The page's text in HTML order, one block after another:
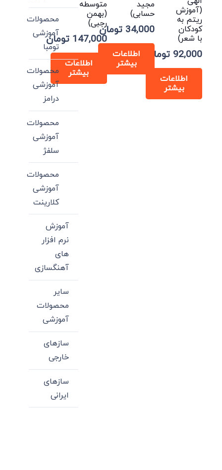
(آموزش
ریتم به
کودکان
با شعر)
92,000 تومان
اطلاعات
بیشتر
مجید
حسابی)
34,000 تومان
اطلاعات
بیشتر
متوسطه
(بهمن
رجبی)
147,000 تومان
اطلاعات
بیشتر
محصولات
آموزشی
تومبا
محصولات
آموزشی
درامز
محصولات
آموزشی
سلفژ
محصولات
آموزشی
کلارینت
آموزش
نرم افزار
های
آهنگسازی
سایر
محصولات
آموزشی
سازهای
خارجی
سازهای
ایرانی